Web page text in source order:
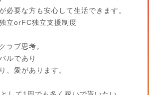
必要な方も安心して生活できます。
立orFC独立支援制度
ラブ思考。
ルであり
、愛があります。